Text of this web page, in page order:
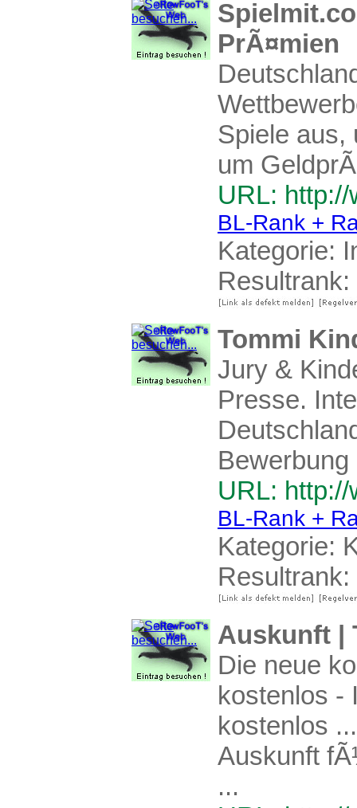
PrÃ¤mien
Spiele aus,
um
URL:
BL-Rank +
Kategorie:
Resultrank:
Tommi
Jury &
Presse.
URL:
BL-Rank +
Kategorie:
Resultrank:
Auskunft |
Die neue
kostenlos -
kostenlos
Auskunft
...